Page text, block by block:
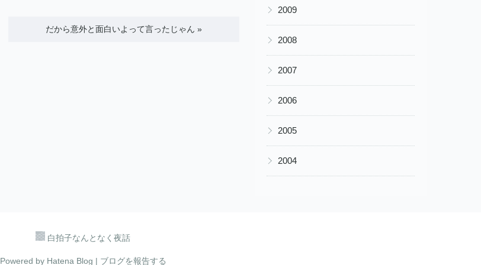
だから意外と面白いよって言ったじゃん »
▶ 2009
▶ 2008
▶ 2007
▶ 2006
▶ 2005
▶ 2004
白拍子なんとなく夜話
Powered by Hatena Blog | ブログを報告する